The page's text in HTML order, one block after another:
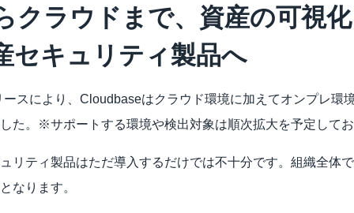
クラウドまで、資産の可視
セキュリティ製品へ
スにより、Cloudbaseはクラウド環境に加えてオンプレ環
た。※サポートする環境や検出対象は順次拡大を予定して
リティ製品はただ導入するだけでは不十分です。組織全体
なります。